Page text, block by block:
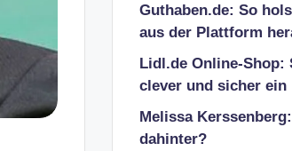
Guthaben.de: So
aus der Plattform
Lidl.de Online-Shop:
clever und sicher ein
Melissa
dahinter?